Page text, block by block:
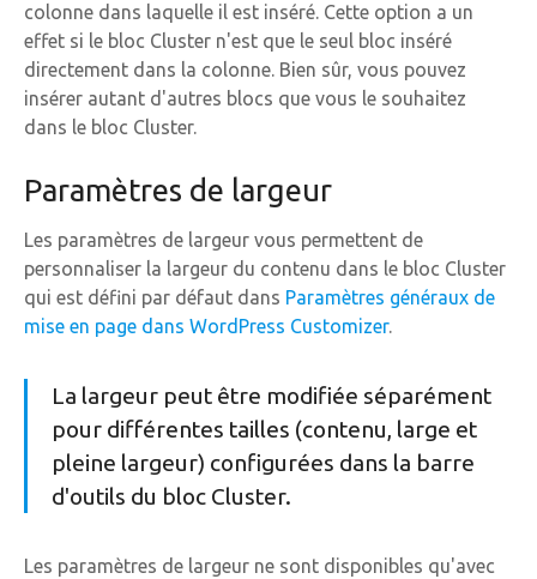
colonne dans laquelle il est inséré. Cette option a un
effet si le bloc Cluster n'est que le seul bloc inséré
directement dans la colonne. Bien sûr, vous pouvez
insérer autant d'autres blocs que vous le souhaitez
dans le bloc Cluster.
Paramètres de largeur
Les paramètres de largeur vous permettent de
personnaliser la largeur du contenu dans le bloc Cluster
qui est défini par défaut dans Paramètres généraux de
mise en page dans WordPress Customizer.
La largeur peut être modifiée séparément
pour différentes tailles (contenu, large et
pleine largeur) configurées dans la barre
d'outils du bloc Cluster.
Les paramètres de largeur ne sont disponibles qu'avec